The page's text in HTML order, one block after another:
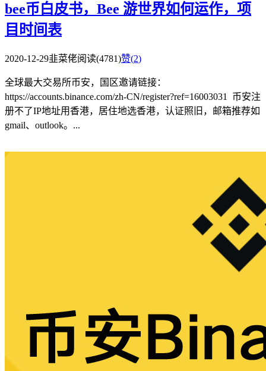
bee币白皮书，Bee 游世界如何运作，项
目时间表
2020-12-29韭菜佬阅读(4781)赞(2)
全球最大交易所币安，国区邀请链接：
https://accounts.binance.com/zh-CN/register?ref=16003031 币安注
册不了IP地址用香港，居住地选香港，认证照旧，邮箱推荐如
gmail、outlook。...